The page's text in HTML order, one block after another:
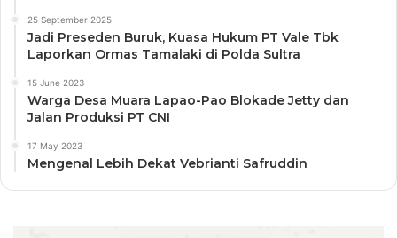
25 September 2025
Jadi Preseden Buruk, Kuasa Hukum PT Vale Tbk
Laporkan Ormas Tamalaki di Polda Sultra
15 June 2023
Warga Desa Muara Lapao-Pao Blokade Jetty dan
Jalan Produksi PT CNI
17 May 2023
Mengenal Lebih Dekat Vebrianti Safruddin